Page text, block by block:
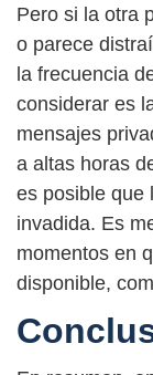
Pero si la otra
o parece
la frecuencia
considerar es
mensajes
a altas horas
es posible que
invadida. Es
momentos en
disponible,